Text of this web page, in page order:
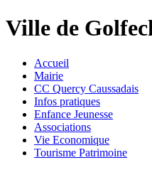
Ville de
Accueil
Mairie
CC Quercy Caussadais
Infos pratiques
Enfance Jeunesse
Associations
Vie Economique
Tourisme Patrimoine